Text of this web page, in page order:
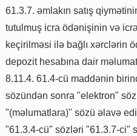
61.3.7. əmlakın satış
tutulmuş icra ödənişinin və
keçirilməsi ilə bağlı xərclərin
depozit hesabına dair
8.11.4. 61.4-cü maddənin
sözündən sonra "elektron"
"(məlumatlara)" sözü əlavə
"61.3.4-cü" sözləri "61.3.7-ci"